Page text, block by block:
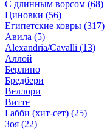
С длинным ворсом (68)
Циновки (56)
Египетские ковры (317)
Авила (5)
Alexandria/Cavalli (13)
Аллой
Берлино
Бредбери
Веллори
Витте
Габби (хит-сет) (25)
Зоя (22)